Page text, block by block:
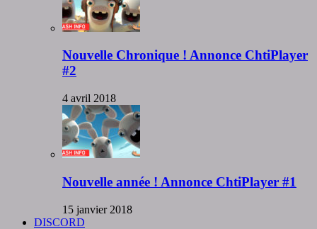
Nouvelle Chronique ! Annonce ChtiPlayer
#2
4 avril 2018
Nouvelle année ! Annonce ChtiPlayer #1
15 janvier 2018
DISCORD